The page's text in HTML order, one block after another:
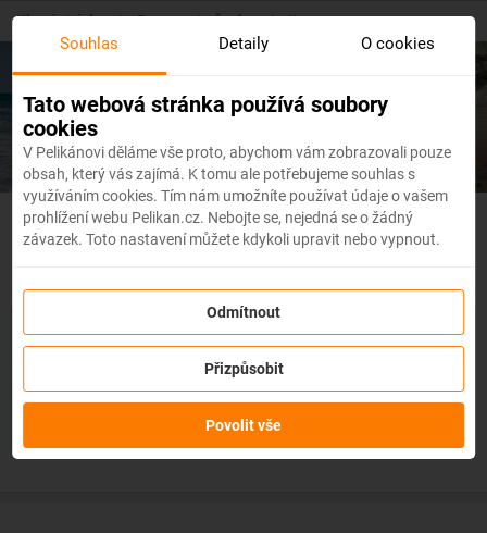
Skip
content
Hlavní stránka / Evropa / Řecko / Kos
Levné letenkyKos
Řecko - Flexibilní letenky
rezervace, jako jedatum, destinace nebo dokonce cestující,a
bez udání důvodu!
služby obdržítekredit až ve výši 80 % ceny rezervacena
během procesu rezervace letenky.
Souhlas Detaily O cookies
Tato webová stránka používá soubory
cookies
V Pelikánovi děláme vše proto, abychom vám zobrazovali pouze
obsah, který vás zajímá. K tomu ale potřebujeme souhlas s
využíváním cookies. Tím nám umožníte používat údaje o vašem
prohlížení webu Pelikan.cz. Nebojte se, nejedná se o žádný
závazek. Toto nastavení můžete kdykoli upravit nebo vypnout.
Odmítnout
Přizpůsobit
Povolit vše